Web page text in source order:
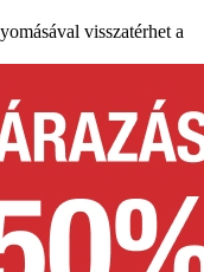
visszatérhet a